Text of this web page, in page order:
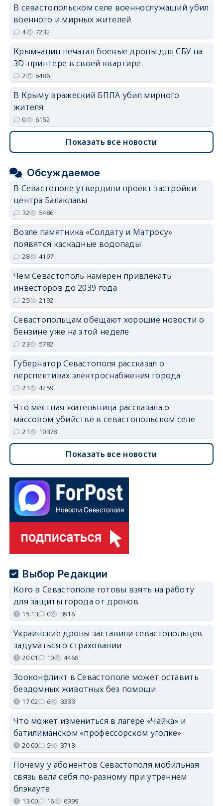
В севастопольском селе военнослужащий убил
военного и мирных жителей
4 7232
Крымчанин печатал боевые дроны для СБУ на
3D-принтере в своей квартире
2 6486
В Крыму вражеский БПЛА убил мирного
жителя
0 6152
Показать все новости
Обсуждаемое
В Севастополе утвердили проект застройки
центра Балаклавы
32 5486
Возле памятника «Солдату и Матросу»
появятся каскадные водопады
28 4197
Чем Севастополь намерен привлекать
инвесторов до 2039 года
25 2192
Севастопольцам обещают хорошие новости о
бензине уже на этой неделе
23 5782
Губернатор Севастополя рассказал о
перспективах электроснабжения города
21 4259
Что местная жительница рассказала о
массовом убийстве в севастопольском селе
21 10378
Показать все новости
Выбор Редакции
Кого в Севастополе готовы взять на работу
для защиты города от дронов
15:13 0 3916
Украинские дроны заставили севастопольцев
задуматься о страховании
20:01 10 4468
Зооконфликт в Севастополе может оставить
бездомных животных без помощи
17:02 6 3333
Что может измениться в лагере «Чайка» и
батилиманском «профессорском уголке»
20:00 5 3713
Почему у абонентов Севастополя мобильная
связь вела себя по-разному при утреннем
блэкауте
13:00 16 6399